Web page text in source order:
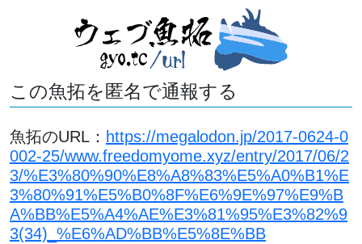
この魚拓を匿名で通報する
魚拓のURL： https://megalodon.jp/2017-0624-0
002-25/www.freedomyome.xyz/entry/2017/06/2
3/%E3%80%90%E8%A8%83%E5%A0%B1%E
3%80%91%E5%B0%8F%E6%9E%97%E9%B
A%BB%E5%A4%AE%E3%81%95%E3%82%9
3(34)_%E6%AD%BB%E5%8E%BB